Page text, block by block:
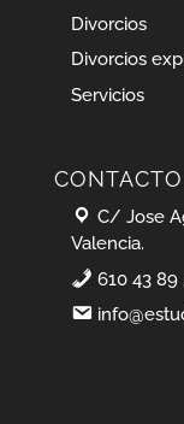
Divorcios
Divorcios
Servicios
CONTACTO
C/ Jose
Valencia.
610 43 89